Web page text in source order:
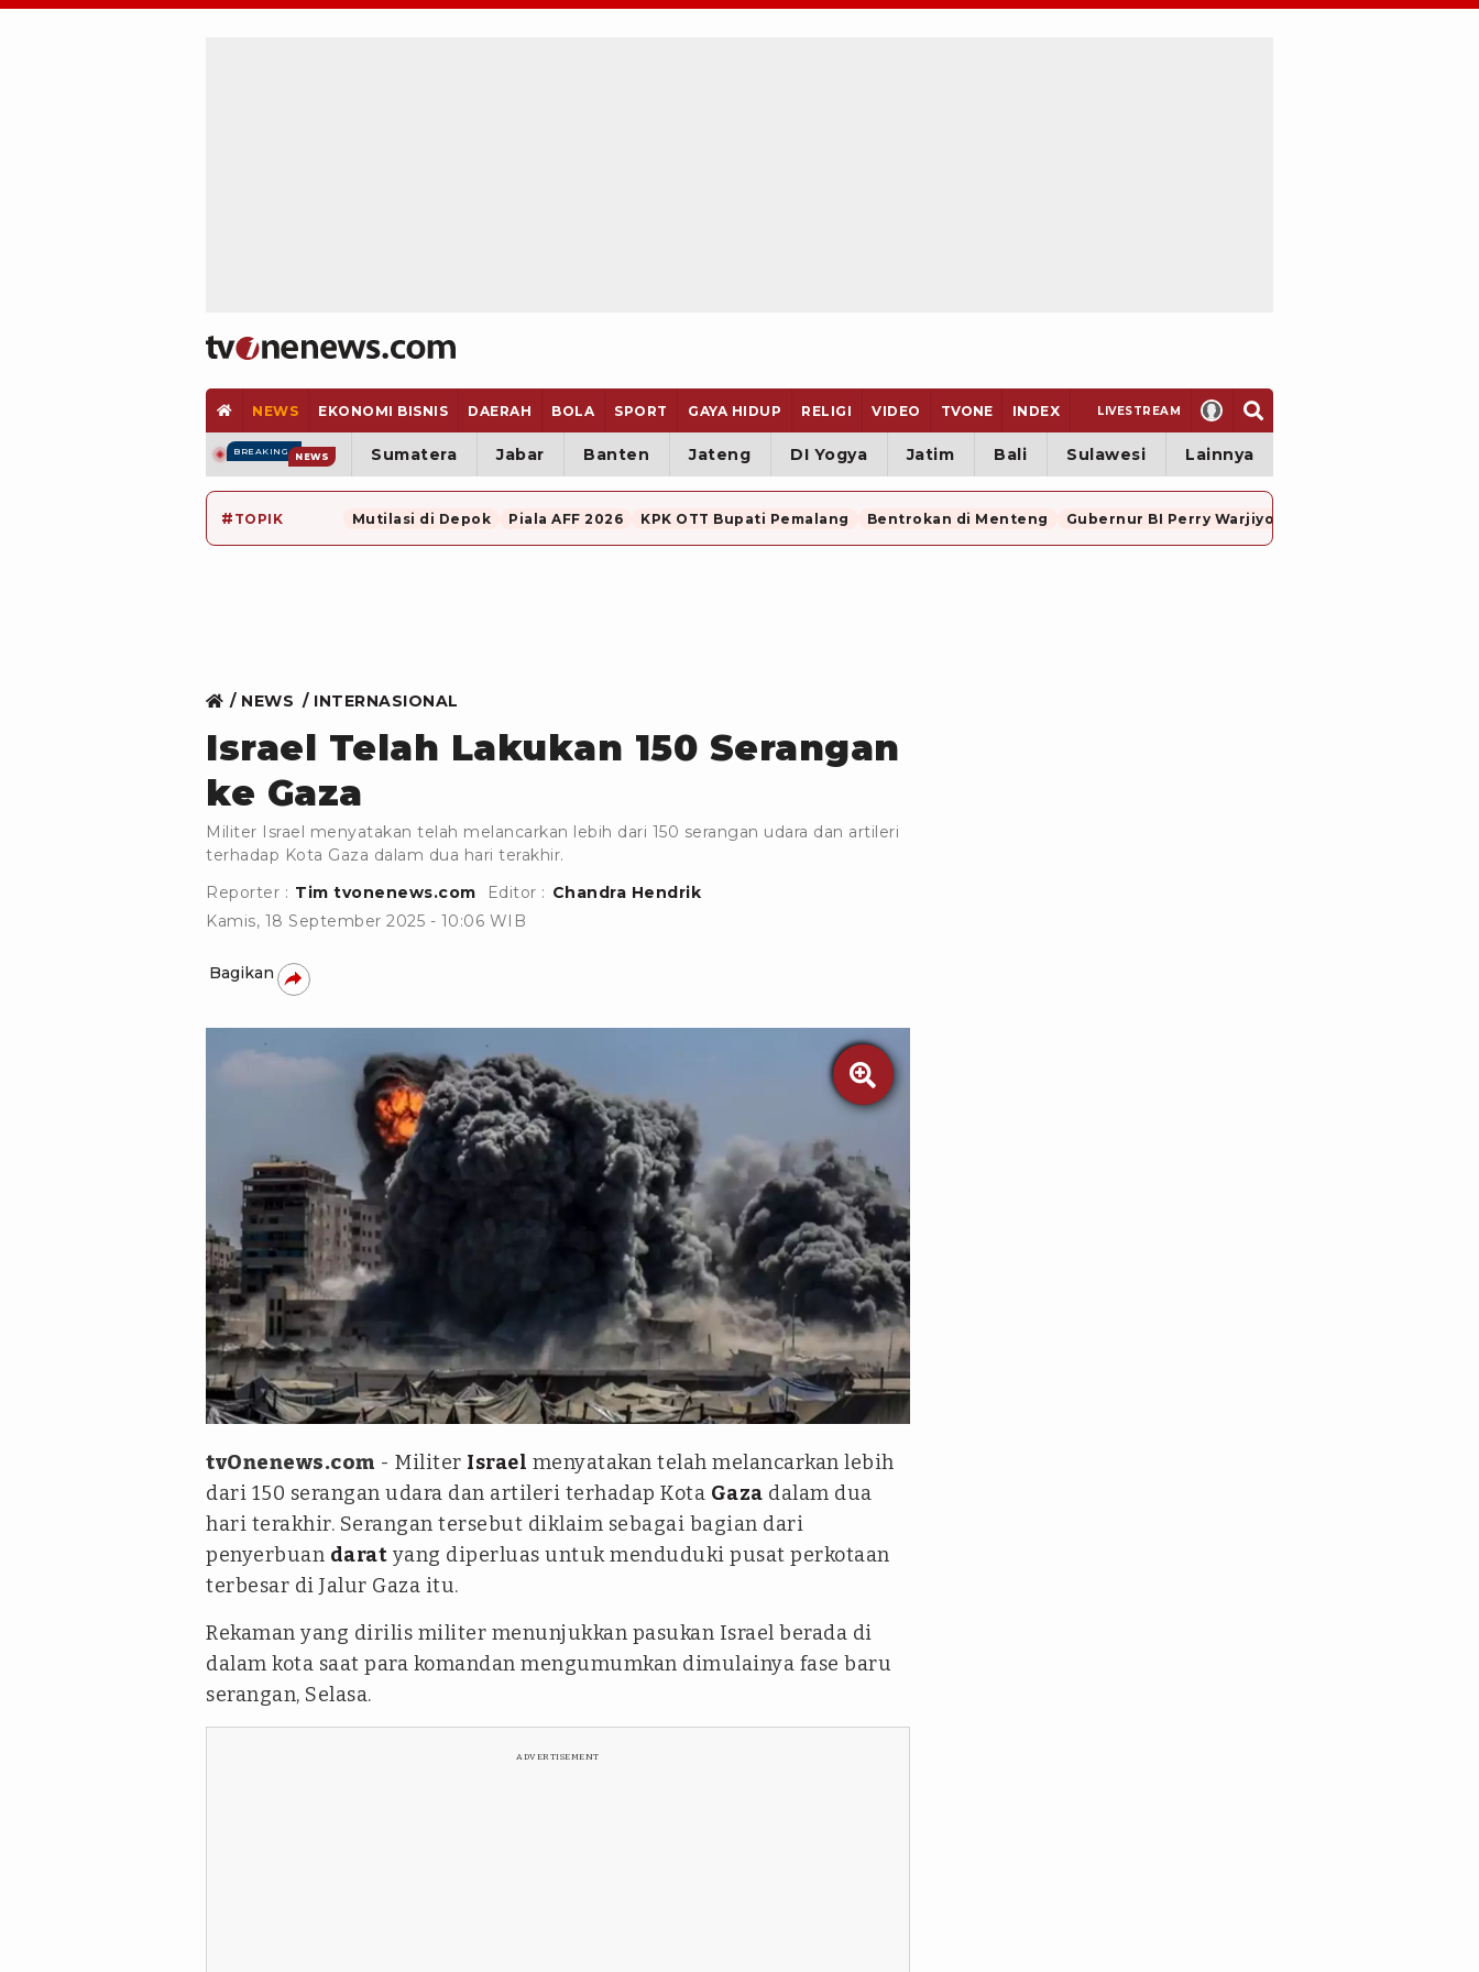
NEWS EKONOMI BISNIS DAERAH BOLA SPORT GAYA HIDUP RELIGI VIDEO TVONE INDEX LIVESTREAM
BREAKING NEWS Sumatera Jabar Banten Jateng DI Yogya Jatim Bali Sulawesi Lainnya
# TOPIK Mutilasi di Depok Piala AFF 2026 KPK OTT Bupati Pemalang Bentrokan di Menteng Gubernur BI Perry Warjiyo Mundur
NEWS INTERNASIONAL
Israel Telah Lakukan 150 Serangan
ke Gaza
Militer Israel menyatakan telah melancarkan lebih dari 150 serangan udara dan artileri
terhadap Kota Gaza dalam dua hari terakhir.
Reporter : Tim tvonenews.com Editor : Chandra Hendrik
Kamis, 18 September 2025 - 10:06 WIB
Bagikan

Antara
tvOnenews.com - Militer Israel menyatakan telah melancarkan lebih
dari 150 serangan udara dan artileri terhadap Kota Gaza dalam dua
hari terakhir. Serangan tersebut diklaim sebagai bagian dari
penyerbuan darat yang diperluas untuk menduduki pusat perkotaan
terbesar di Jalur Gaza itu.
Rekaman yang dirilis militer menunjukkan pasukan Israel berada di
dalam kota saat para komandan mengumumkan dimulainya fase baru
serangan, Selasa.
ADVERTISEMENT